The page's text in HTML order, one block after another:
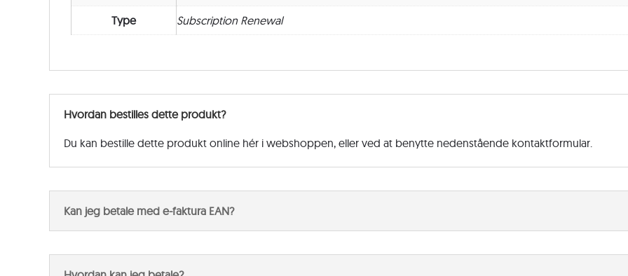
Type Subscription Renewal
Hvordan bestilles dette produkt?
Du kan bestille dette produkt online hér i webshoppen, eller ved at benytte nedenstående kontaktformular.
Kan jeg betale med e-faktura EAN?